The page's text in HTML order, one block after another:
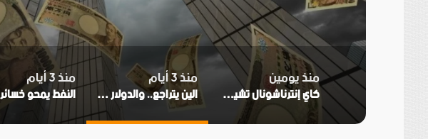
منذ يومين
كاي إنترناشونال تشيد بقوة سوق السيارات المصري وتقرر تخصيص إدارة مباشرة
منذ 3 أيام
الين يتراجع.. والدولار قرب مستويات متدنية
منذ 3 أيام